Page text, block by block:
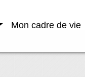
Mon cadre de vie